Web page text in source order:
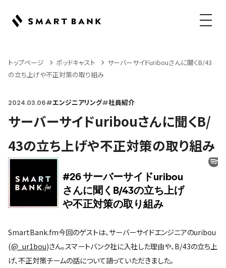
メニュ
トップページ ポッドキャスト
サーバーサイドuribouさんに聞くB/43
の立ち上げや不正対策の取り組み
2024.03.06#エンジニアリング#社員紹介
サーバーサイドuribouさんに聞くB/
43の立ち上げや不正対策の取り組み
SmartBank.fm今回のゲストは、サーバーサイドエンジニアのuribou
(@_ur1bou)さん。スマートバンク社に入社した理由や、B/43の立ち上
げ、不正対策チームの話について語っていただきました。